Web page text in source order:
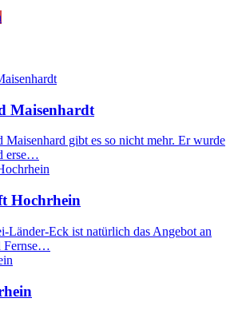
Maisenhardt
Maisenhard gibt es so nicht mehr. Er wurde
erse…
Hochrhein
Länder-Eck ist natürlich das Angebot an
Fernse…